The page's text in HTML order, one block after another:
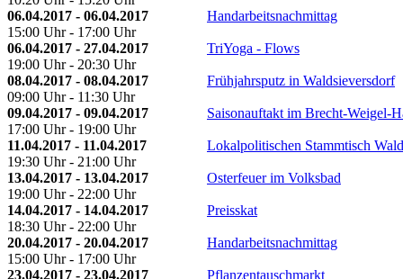
06.04.2017 - 06.04.2017
15:00 Uhr - 17:00 Uhr
Handarbeitsnachmittag
06.04.2017 - 27.04.2017
19:00 Uhr - 20:30 Uhr
TriYoga - Flows
08.04.2017 - 08.04.2017
09:00 Uhr - 11:30 Uhr
Frühjahrsputz in Waldsieversdorf
09.04.2017 - 09.04.2017
17:00 Uhr - 19:00 Uhr
Saisonauftakt im Brecht-Weigel-
11.04.2017 - 11.04.2017
19:30 Uhr - 21:00 Uhr
Lokalpolitischen Stammtisch
13.04.2017 - 13.04.2017
19:00 Uhr - 22:00 Uhr
Osterfeuer im Volksbad
14.04.2017 - 14.04.2017
18:30 Uhr - 22:00 Uhr
Preisskat
20.04.2017 - 20.04.2017
15:00 Uhr - 17:00 Uhr
Handarbeitsnachmittag
23.04.2017 - 23.04.2017
Pflanzentauschmarkt